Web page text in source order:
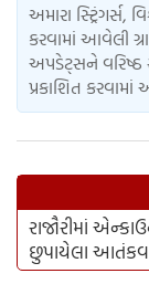
અમારા સ્ટ્રિંગર્સ,
કરવામાં આવેલી
અપડેટ્સને વરિષ્ઠ
પ્રકાશિત
રાજૌરીમાં
છુપાયેલા